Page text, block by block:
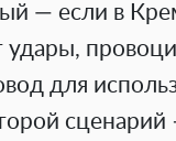
— если в
для